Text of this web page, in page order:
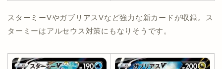
スターミーVやガブリアスVなど強力な新カードが収録。ス
ターミーはアルセウス対策にもなりそうです。